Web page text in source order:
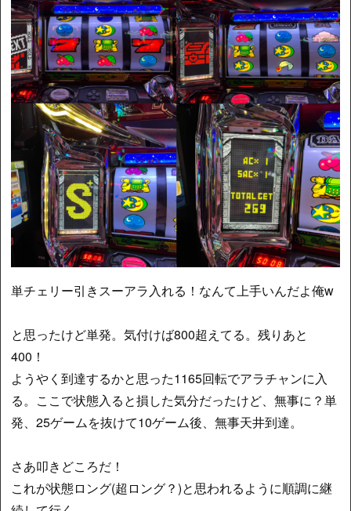
単チェリー引きスーアラ入れる！なんて上手いんだよ俺w
と思ったけど単発。気付けば800超えてる。残りあと
400！
ようやく到達するかと思った1165回転でアラチャンに入
る。ここで状態入ると損した気分だったけど、無事に？単
発、25ゲームを抜けて10ゲーム後、無事天井到達。
さあ叩きどころだ！
これが状態ロング(超ロング？)と思われるように順調に継